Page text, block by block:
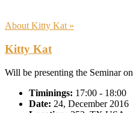
About Kitty Kat »
Kitty Kat
Will be presenting the Seminar on
Timinings: 17:00 - 18:00
Date: 24, December 2016